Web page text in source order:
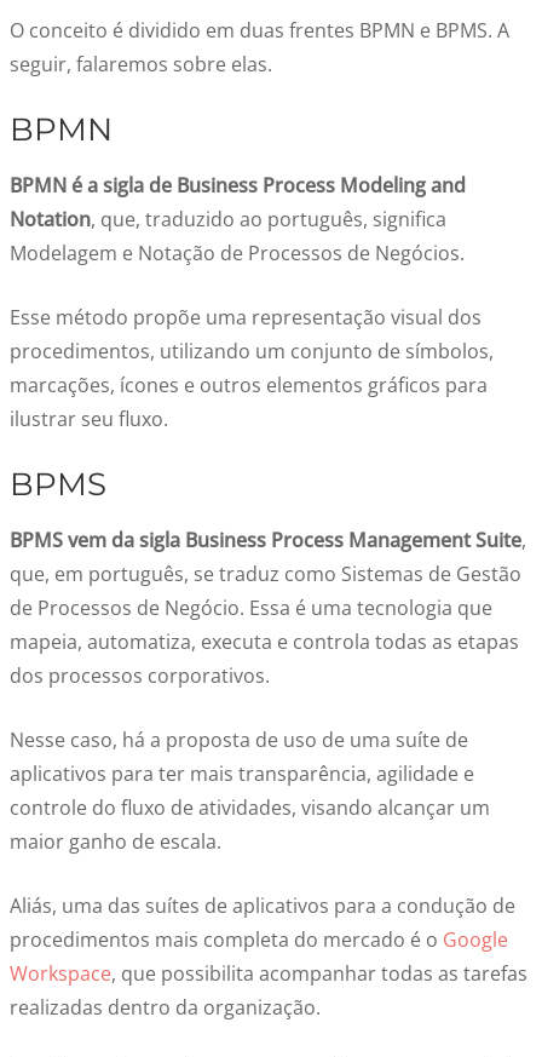
O conceito é dividido em duas frentes BPMN e BPMS. A
seguir, falaremos sobre elas.
BPMN
BPMN é a sigla de Business Process Modeling and
Notation, que, traduzido ao português, significa
Modelagem e Notação de Processos de Negócios.
Esse método propõe uma representação visual dos
procedimentos, utilizando um conjunto de símbolos,
marcações, ícones e outros elementos gráficos para
ilustrar seu fluxo.
BPMS
BPMS vem da sigla Business Process Management Suite,
que, em português, se traduz como Sistemas de Gestão
de Processos de Negócio. Essa é uma tecnologia que
mapeia, automatiza, executa e controla todas as etapas
dos processos corporativos.
Nesse caso, há a proposta de uso de uma suíte de
aplicativos para ter mais transparência, agilidade e
controle do fluxo de atividades, visando alcançar um
maior ganho de escala.
Aliás, uma das suítes de aplicativos para a condução de
procedimentos mais completa do mercado é o Google
Workspace, que possibilita acompanhar todas as tarefas
realizadas dentro da organização.